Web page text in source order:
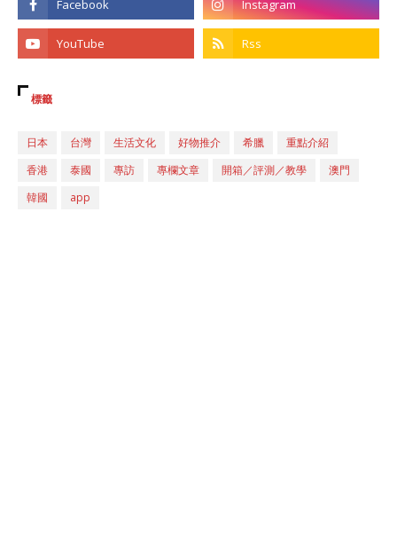
標籤
日本 台灣 生活文化 好物推介 希臘
重點介紹
香港
泰國 專訪 專欄文章 開箱／評測／教學
澳門
韓國
app